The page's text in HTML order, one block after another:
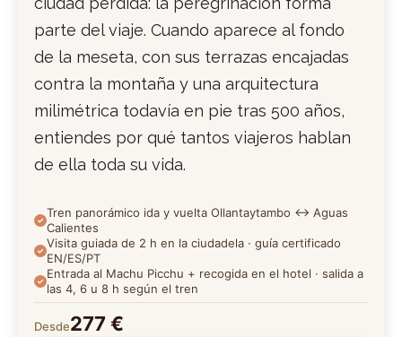
parte del viaje. Cuando aparece al fondo
de la meseta, con sus terrazas encajadas
contra la montaña y una arquitectura
milimétrica todavía en pie tras 500 años,
entiendes por qué tantos viajeros hablan
de ella toda su vida.
Tren panorámico ida y vuelta Ollantaytambo ↔ Aguas
Calientes
Visita guiada de 2 h en la ciudadela · guía certificado
EN/ES/PT
Entrada al Machu Picchu + recogida en el hotel · salida a
las 4, 6 u 8 h según el tren
Desde277 €